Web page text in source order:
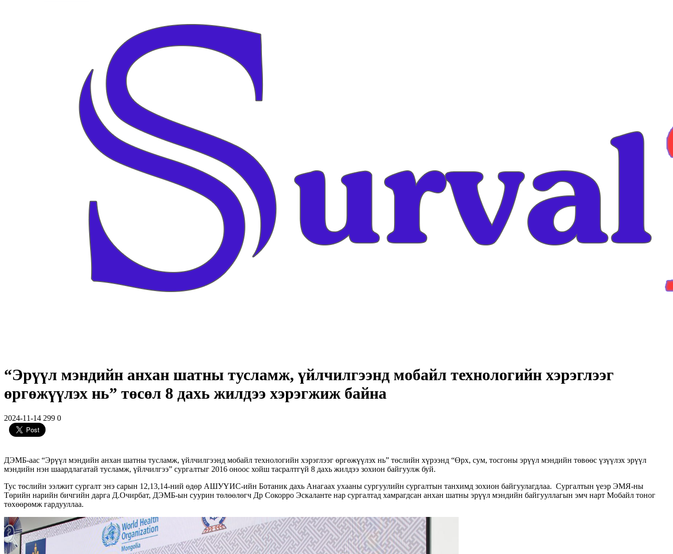
“Эрүүл мэндийн анхан шатны тусламж, үйлчилгээнд мобайл технологийн хэрэглээг
өргөжүүлэх нь” төсөл 8 дахь жилдээ хэрэгжиж байна
2024-11-14 299 0
ДЭМБ-аас “Эрүүл мэндийн анхан шатны тусламж, үйлчилгээнд мобайл технологийн хэрэглээг өргөжүүлэх нь” төслийн хүрээнд “Өрх, сум, тосгоны эрүүл мэндийн төвөөс үзүүлэх эрүүл
мэндийн нэн шаардлагатай тусламж, үйлчилгээ” сургалтыг 2016 оноос хойш тасралтгүй 8 дахь жилдээ зохион байгуулж буй.
Тус төслийн ээлжит сургалт энэ сарын 12,13,14-ний өдөр АШУҮИС-ийн Ботаник дахь Анагаах ухааны сургуулийн сургалтын танхимд зохион байгуулагдлаа. Сургалтын үеэр ЭМЯ-ны
Төрийн нарийн бичгийн дарга Д.Очирбат, ДЭМБ-ын суурин төлөөлөгч Др Сокорро Эскаланте нар сургалтад хамрагдсан анхан шатны эрүүл мэндийн байгууллагын эмч нарт Мобайл тоног
төхөөрөмж гардууллаа.